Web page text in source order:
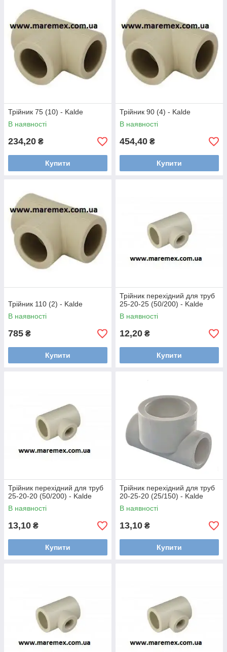
Трійник 75 (10) - Kalde
В наявності
234,20 ₴
Купити
Трійник 90 (4) - Kalde
В наявності
454,40 ₴
Купити
Трійник 110 (2) - Kalde
В наявності
785 ₴
Купити
Трійник перехідний для труб
25-20-25 (50/200) - Kalde
В наявності
12,20 ₴
Купити
Трійник перехідний для труб
25-20-20 (50/200) - Kalde
В наявності
13,10 ₴
Купити
Трійник перехідний для труб
20-25-20 (25/150) - Kalde
В наявності
13,10 ₴
Купити